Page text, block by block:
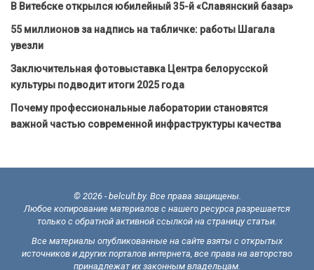
В Витебске открылся юбилейный 35-й «Славянский базар»
55 миллионов за надпись на табличке: работы Шагала
увезли
Заключительная фотовыставка Центра белорусской
культуры подводит итоги 2025 года
Почему профессиональные лаборатории становятся
важной частью современной инфраструктуры качества
© 2026 - belcult.by. Все права защищены.
Любое копирование материалов с нашего ресурса разрешается
только с обратной активной ссылкой на страницу статьи.
Все материалы опубликованные на сайте взяты с открытых
источников и других порталов интернета, все права на авторство
принадлежат их законным владельцам.